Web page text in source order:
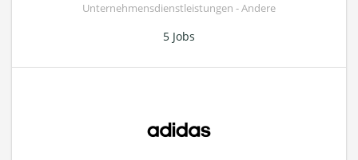
Unternehmensdienstleistungen - Andere
5 Jobs